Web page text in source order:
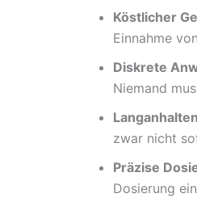
Köstlicher
Einnahme
Diskrete
Niemand
zwar nicht
Präzise
Dosierung